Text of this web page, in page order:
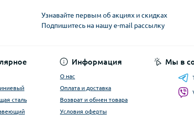
Узнавайте первым об акциях и скидках
Подпишитесь на нашу e-mail рассылку
сталь
Информация
О нас
Оплата и доставка
Возврат и обмен товара
Условия оферты
Мы в